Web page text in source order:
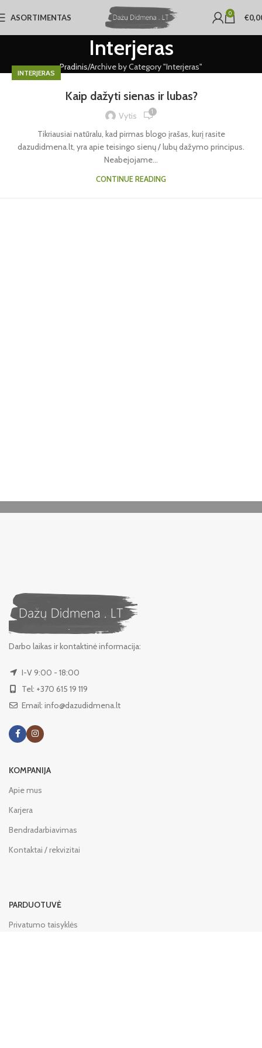
ASORTIMENTAS 0 €
Interjeras
Pradinis Archive by Category "Interjeras"
INTERJERAS
Kaip dažyti sienas ir lubas?
Vytis 1
Tikriausiai natūralu, kad pirmas blogo įrašas, kurį rasite
dazudidmena.lt, yra apie teisingo sienų / lubų dažymo principus.
Neabejojame...
CONTINUE READING
Darbo laikas ir kontaktinė informacija:
I-V 9:00 - 18:00
Tel: +370 615 19 119
Email: info@dazudidmena.lt
KOMPANIJA
Apie mus
Karjera
Bendradarbiavimas
Kontaktai / rekvizitai
PARDUOTUVĖ
Privatumo taisyklės